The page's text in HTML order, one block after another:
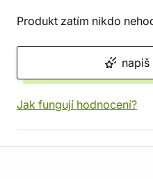
Produkt zatím nikdo
Jak fungují hodnocení?